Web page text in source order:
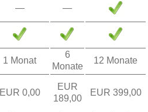
— —
1 Monat
6
Monate
12 Monate
EUR 0,00
EUR
189,00
EUR 399,00